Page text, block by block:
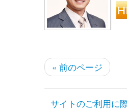
« 前のページ
サイトのご利用に